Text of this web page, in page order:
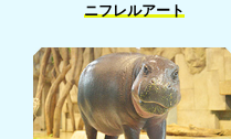
ニフレルアート